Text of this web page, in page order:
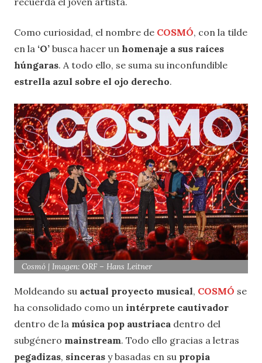
Como curiosidad, el nombre de COSMÓ, con la tilde
en la ‘O’ busca hacer un homenaje a sus raíces
húngaras. A todo ello, se suma su inconfundible
estrella azul sobre el ojo derecho.
Cosmó | Imagen: ORF – Hans Leitner
Moldeando su actual proyecto musical, COSMÓ se
ha consolidado como un intérprete cautivador
dentro de la música pop austriaca dentro del
subgénero mainstream. Todo ello gracias a letras
pegadizas, sinceras y basadas en su propia